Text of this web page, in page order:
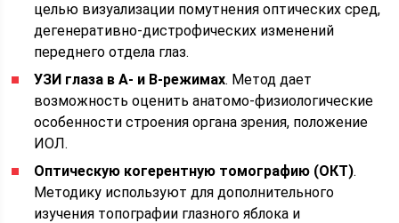
целью визуализации помутнения оптических сред,
дегенеративно-дистрофических изменений
переднего отдела глаз.
УЗИ глаза в А- и В-режимах. Метод дает
возможность оценить анатомо-физиологические
особенности строения органа зрения, положение
ИОЛ.
Оптическую когерентную томографию (ОКТ).
Методику используют для дополнительного
изучения топографии глазного яблока и